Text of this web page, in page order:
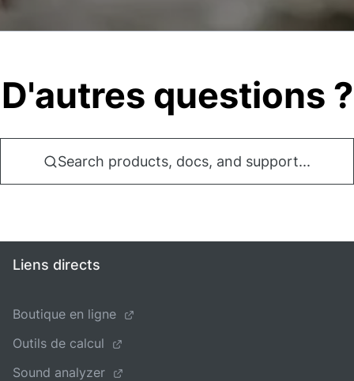
D'autres questions ?
Search products, docs, and support...
Liens directs
Boutique en ligne
Outils de calcul
Sound analyzer